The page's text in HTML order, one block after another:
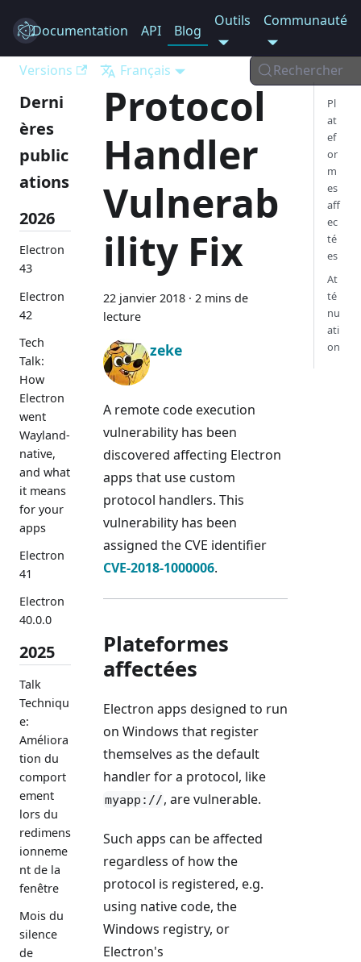
Electron
Documentation API Blog
Outils Communauté
Versions Français Rechercher
Derni
ères
public
ations
2026
Electron
43
Electron
42
Tech
Talk:
How
Electron
went
Wayland-
native,
and what
it means
for your
apps
Electron
41
Electron
40.0.0
2025
Talk
Techniqu
e:
Améliora
tion du
comport
ement
lors du
redimens
ionneme
nt de la
fenêtre
Mois du
silence
de
Protocol
Handler
Vulnerab
ility Fix
22 janvier 2018 · 2 mins de
lecture
zeke
A remote code execution
vulnerability has been
discovered affecting Electron
apps that use custom
protocol handlers. This
vulnerability has been
assigned the CVE identifier
CVE-2018-1000006.
Plateformes
affectées
Electron apps designed to run
on Windows that register
themselves as the default
handler for a protocol, like
myapp://, are vulnerable.
Such apps can be affected
regardless of how the
protocol is registered, e.g.
using native code, the
Windows registry, or
Electron's
Pl
at
ef
or
m
es
aff
ec
té
es
At
té
nu
ati
on